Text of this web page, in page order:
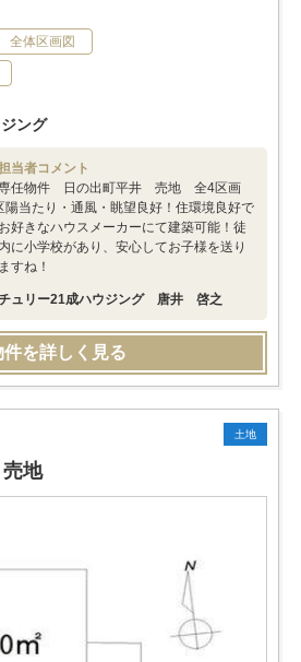
全体区画図
ング
当者コメント
任物件 日の出町平井 売地 全4区画
陽当たり・通風・眺望良好！住環境良好で
好きなハウスメーカーにて建築可能！徒
に小学校があり、安心してお子様を送り
すね！
ュリー21成ハウジング 唐井 啓之
件を詳しく見る
土地
地